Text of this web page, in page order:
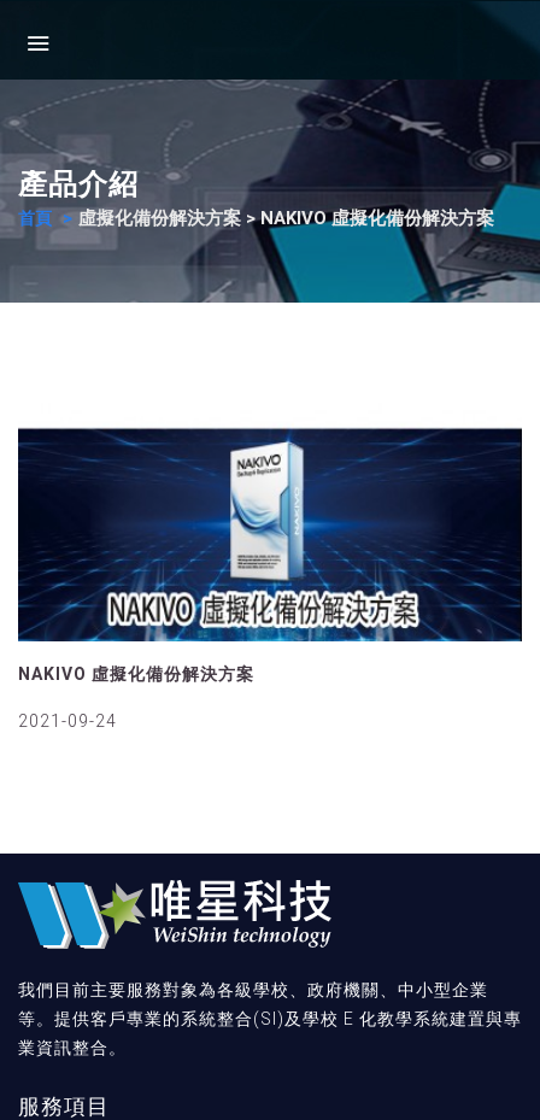
產品介紹
首頁 虛擬化備份解決方案 > NAKIVO 虛擬化備份解決方案
NAKIVO 虛擬化備份解決方案
2021-09-24
我們目前主要服務對象為各級學校、政府機關、中小型企業
等。提供客戶專業的系統整合(SI)及學校 E 化教學系統建置與專
業資訊整合。
服務項目